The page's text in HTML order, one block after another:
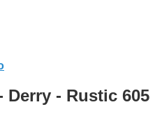
Derry - Rustic 605